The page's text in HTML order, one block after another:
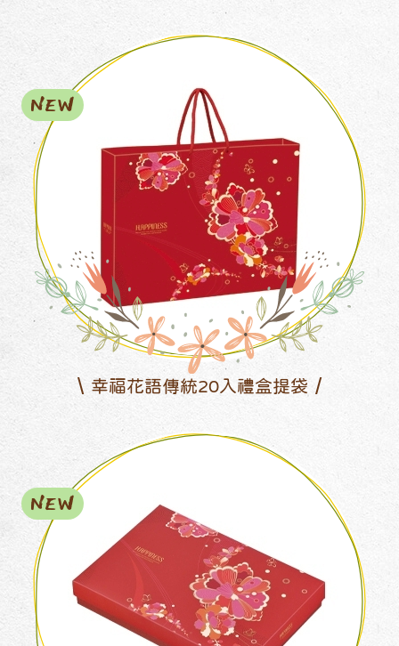
幸福花語傳統20入禮盒提袋
NEW
NEW